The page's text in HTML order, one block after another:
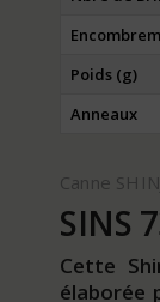
Poids (g)
Anneaux
Canne
SINS
Cette
élaborée